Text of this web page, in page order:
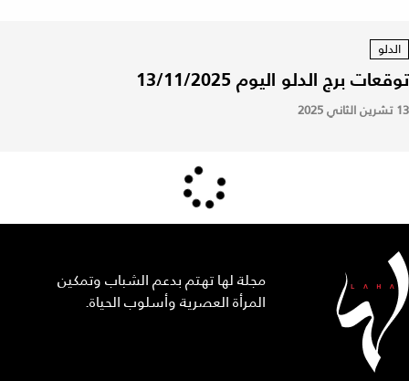
الدلو
توقعات برج الدلو اليوم 13/11/2025
13 تشرين الثاني 2025
مجلة لها تهتم بدعم الشباب وتمكين
المرأة العصرية وأسلوب الحياة.